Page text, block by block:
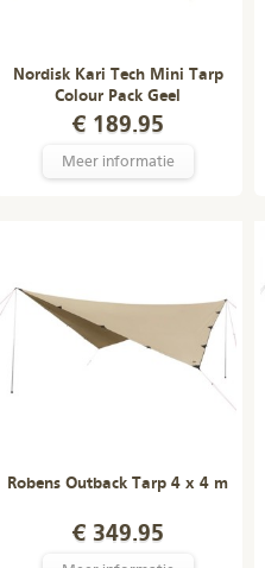
Nordisk Kari Tech Mini Tarp
Colour Pack Geel
€ 189.95
Meer informatie
Robens Outback Tarp 4 x 4 m
€ 349.95